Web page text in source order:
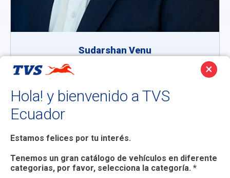
Sudarshan Venu
×
Hola! y bienvenido a TVS
Ecuador
Estamos felices por tu interés.
Tenemos un gran catálogo de vehículos en diferente
categorias, por favor, selecciona la categoría. *